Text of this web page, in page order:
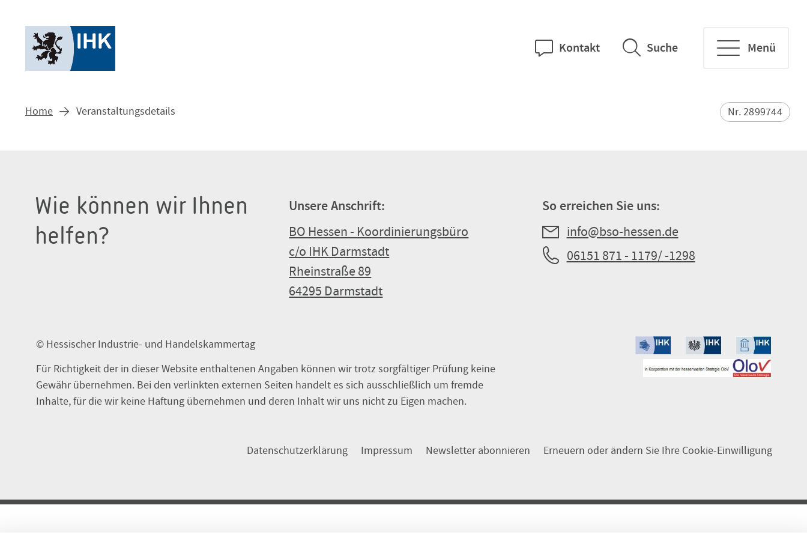
Kontakt Suche Menü
Home Veranstaltungsdetails Nr. 2899744
Wie können wir Ihnen
helfen?
Unsere Anschrift:
BO Hessen - Koordinierungsbüro
c/o IHK Darmstadt
Rheinstraße 89
64295 Darmstadt
So erreichen Sie uns:
info@bso-hessen.de
06151 871 - 1179/ -1298
© Hessischer Industrie- und Handelskammertag
Für Richtigkeit der in dieser Website enthaltenen Angaben können wir trotz sorgfältiger Prüfung keine
Gewähr übernehmen. Bei den verlinkten externen Seiten handelt es sich ausschließlich um fremde
Inhalte, für die wir keine Haftung übernehmen und deren Inhalt wir uns nicht zu Eigen machen.
Datenschutzerklärung Impressum Newsletter abonnieren Erneuern oder ändern Sie Ihre Cookie-Einwilligung